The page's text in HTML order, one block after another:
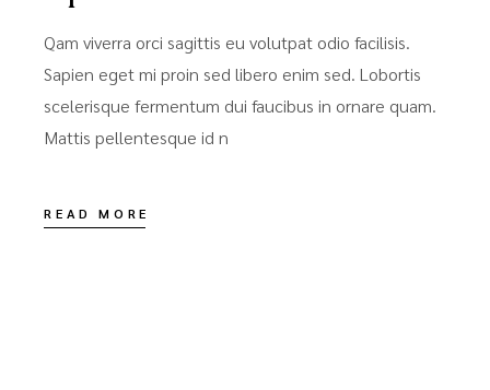
Qam viverra orci sagittis eu volutpat odio facilisis.
Sapien eget mi proin sed libero enim sed. Lobortis
scelerisque fermentum dui faucibus in ornare quam.
Mattis pellentesque id n
READ MORE